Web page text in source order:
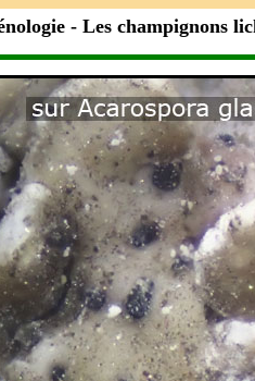
- Les champignons